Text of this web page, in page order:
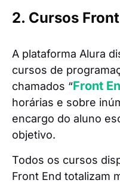
2. Cursos
A plataforma Alura
cursos de
chamados “Front
horárias e sobre
encargo do aluno
objetivo.
Todos os cursos
Front End totalizam